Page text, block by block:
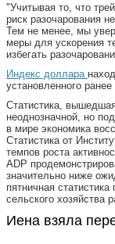
"Учитывая то, что
риск разочарования
Тем не менее, мы
меры для ускорения
избегать
Индекс доллара
установленного
Статистика,
неоднозначной, но
в мире экономика
Статистика от
темпов роста
ADP
значительно ниже
пятничная
сельского хозяйства
Иена взяла